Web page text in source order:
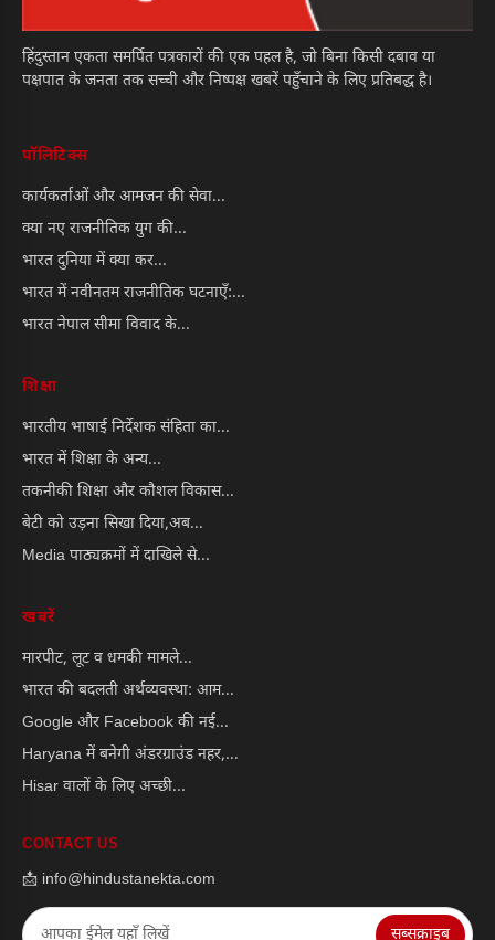
हिंदुस्तान एकता समर्पित पत्रकारों की एक पहल है, जो बिना किसी दबाव या
पक्षपात के जनता तक सच्ची और निष्पक्ष खबरें पहुँचाने के लिए प्रतिबद्ध है।
पॉलिटिक्स
कार्यकर्ताओं और आमजन की सेवा...
क्या नए राजनीतिक युग की...
भारत दुनिया में क्या कर...
भारत में नवीनतम राजनीतिक घटनाएँ:...
भारत नेपाल सीमा विवाद के...
शिक्षा
भारतीय भाषाई निर्देशक संहिता का...
भारत में शिक्षा के अन्य...
तकनीकी शिक्षा और कौशल विकास...
बेटी को उड़ना सिखा दिया,अब...
Media पाठ्यक्रमों में दाखिले से...
खबरें
मारपीट, लूट व धमकी मामले...
भारत की बदलती अर्थव्यवस्था: आम...
Google और Facebook की नई...
Haryana में बनेगी अंडरग्राउंड नहर,...
Hisar वालों के लिए अच्छी...
CONTACT US
📩 info@hindustanekta.com
सब्सक्राइब